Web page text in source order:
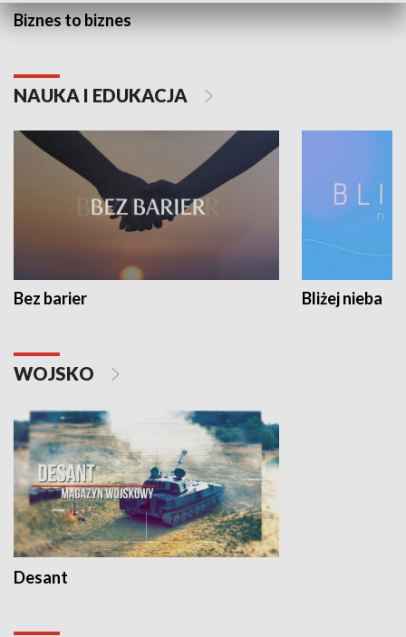
Biznes to biznes
NAUKA I EDUKACJA
Bez barier Bliżej nieba
WOJSKO
Desant